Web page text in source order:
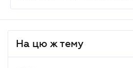
На цю ж тему